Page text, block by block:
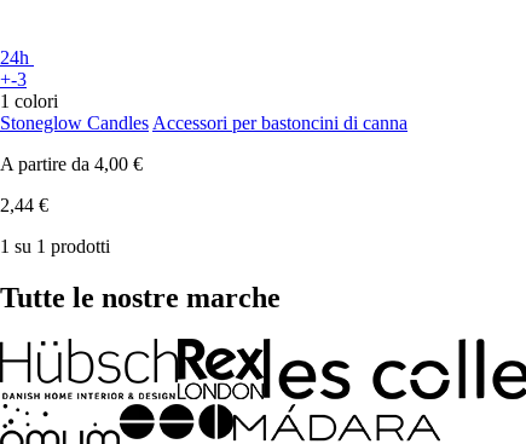
24h
+-3
1 colori
Stoneglow Candles Accessori per bastoncini di canna
A partire da 4,00 €
2,44 €
1 su 1 prodotti
Tutte le nostre marche